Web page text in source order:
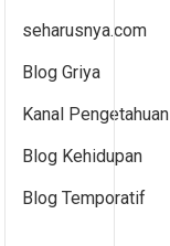
seharusnya.com
Blog Griya
Kanal Pengetahuan
Blog Kehidupan
Blog Temporatif